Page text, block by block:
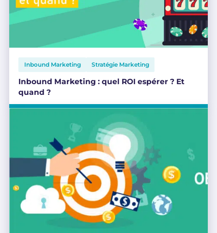
Inbound Marketing Stratégie Marketing
Inbound Marketing : quel ROI espérer ? Et
quand ?